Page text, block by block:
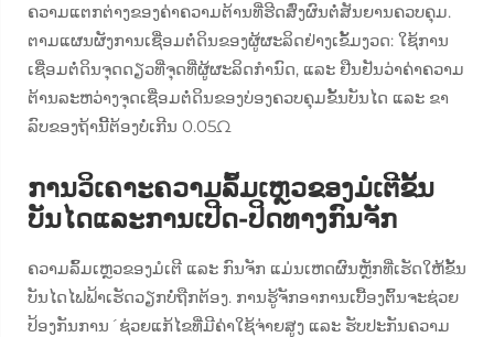
ຄວາມແຕກຕ່າງຂອງຄ່າຄວາມຕ້ານທີ່ຮີດສົ່ງຜົນຕໍ່ສັນຍານຄວບຄຸມ.
ຕາມແຜນຜັງການເຊື່ອມຕໍ່ດິນຂອງຜູ້ຜະລິດຢ່າງເຂັ້ມງວດ: ໃຊ້ການ
ເຊື່ອມຕໍ່ດິນຈຸດດຽວທີ່ຈຸດທີ່ຜູ້ຜະລິດກຳນົດ, ແລະ ຢືນຢັນວ່າຄ່າຄວາມ
ຕ້ານລະຫວ່າງຈຸດເຊື່ອມຕໍ່ດິນຂອງບ່ອງຄວບຄຸມຂັ້ນບັນໄດ ແລະ ຂາ
ລົບຂອງຖ້ານີ້ຕ້ອງບໍ່ເກີນ 0.05Ω
ການວິເຄາະຄວາມລົ້ມເຫຼວຂອງມໍເຕີຂັ້ນ
ບັນໄດແລະການເປີດ-ປິດທາງກົນຈັກ
ຄວາມລົ້ມເຫຼວຂອງມໍເຕີ ແລະ ກົນຈັກ ແມ່ນເຫດຜົນຫຼັກທີ່ເຮັດໃຫ້ຂັ້ນ
ບັນໄດໄຟຟ້າເຮັດວຽກບໍ່ຖືກຕ້ອງ. ການຮູ້ຈັກອາການເບື້ອງຕົ້ນຈະຊ່ວຍ
ປ້ອງກັນການ´ຊ່ວຍແກ້ໄຂທີ່ມີຄ່າໃຊ້ຈ່າຍສູງ ແລະ ຮັບປະກັນຄວາມ